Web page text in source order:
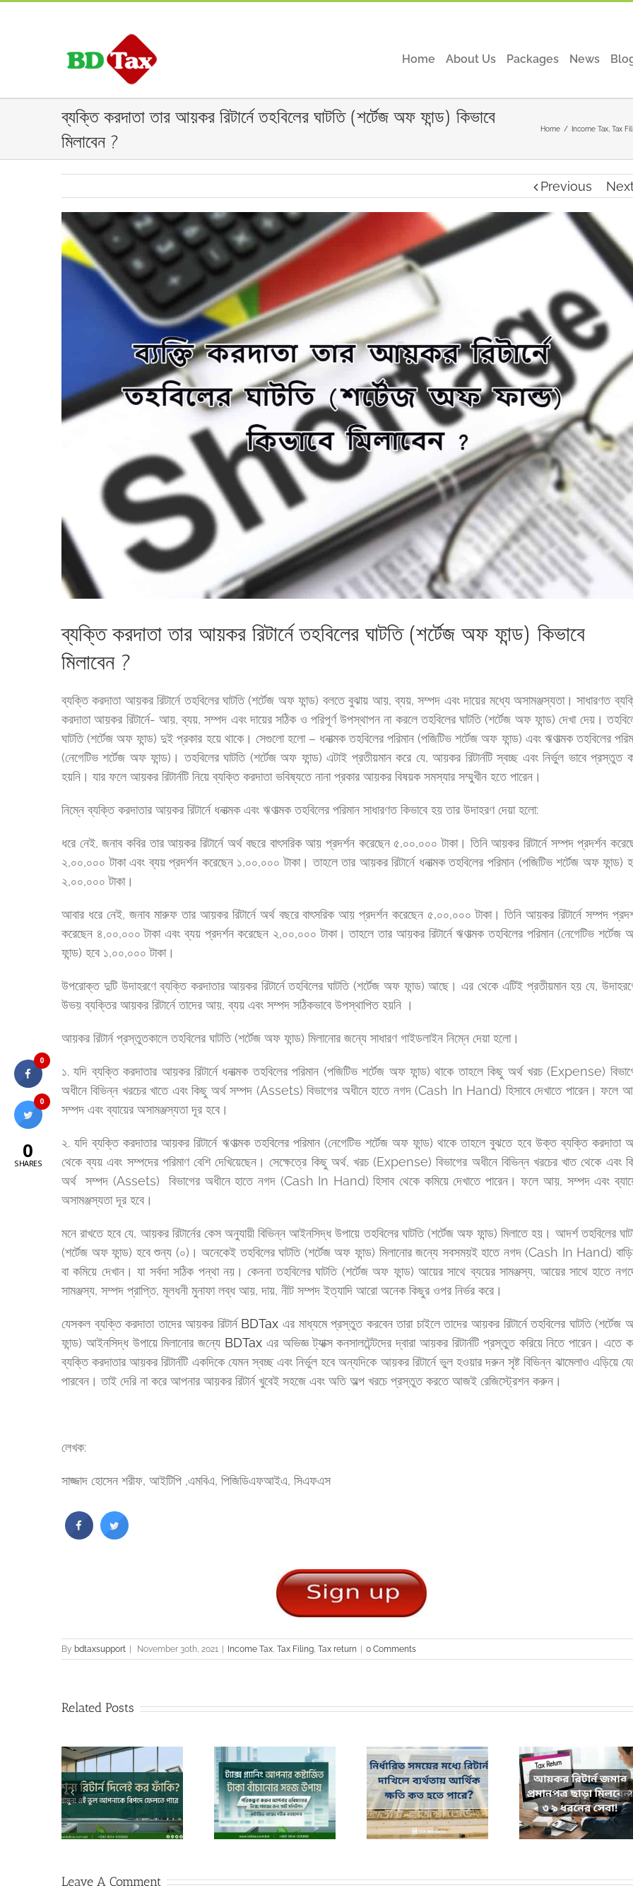
Home About Us Packages News
ব্যক্তি করদাতা তার আয়কর রিটার্নে তহবিলের ঘাটতি (শর্টেজ অফ ফান্ড) কিভাবে
মিলাবেন ?
Home / Income Tax Tax
Previous
View
Larger
Image
ব্যক্তি করদাতা তার আয়কর রিটার্নে তহবিলের ঘাটতি (শর্টেজ অফ ফান্ড) কিভাবে
মিলাবেন ?
ব্যক্তি করদাতা আয়কর রিটার্নে তহবিলের ঘাটতি (শর্টেজ অফ ফান্ড) বলতে বুঝায় আয়, ব্যয়, সম্পদ এবং দায়ের মধ্যে অসামঞ্জস্যতা। সাধারণত
করদাতা আয়কর রিটার্নে- আয়, ব্যয়, সম্পদ এবং দায়ের সঠিক ও পরিপূর্ণ উপস্থাপন না করলে তহবিলের ঘাটতি (শর্টেজ অফ ফান্ড) দেখা দেয়।
ঘাটতি (শর্টেজ অফ ফান্ড) দুই প্রকার হয়ে থাকে। সেগুলো হলো – ধনাত্মক তহবিলের পরিমান (পজিটিভ শর্টেজ অফ ফান্ড) এবং ঋণাত্মক তহবিলের
(নেগেটিভ শর্টেজ অফ ফান্ড)। তহবিলের ঘাটতি (শর্টেজ অফ ফান্ড) এটাই প্রতীয়মান করে যে, আয়কর রিটার্নটি স্বচ্ছ এবং নির্ভুল ভাবে প্রস্তুত
হয়নি। যার ফলে আয়কর রিটার্নটি নিয়ে ব্যক্তি করদাতা ভবিষ্যতে নানা প্রকার আয়কর বিষয়ক সমস্যার সম্মুখীন হতে পারেন।
নিম্নে ব্যক্তি করদাতার আয়কর রিটার্নে ধনাত্মক এবং ঋণাত্মক তহবিলের পরিমান সাধারণত কিভাবে হয় তার উদাহরণ দেয়া হলো:
ধরে নেই, জনাব কবির তার আয়কর রিটার্নে অর্থ বছরে বাৎসরিক আয় প্রদর্শন করেছেন ৫,০০,০০০ টাকা। তিনি আয়কর রিটার্নে সম্পদ প্রদর্শন
২,০০,০০০ টাকা এবং ব্যয় প্রদর্শন করেছেন ১,০০,০০০ টাকা। তাহলে তার আয়কর রিটার্নে ধনাত্মক তহবিলের পরিমান (পজিটিভ শর্টেজ অফ ফান্ড)
২,০০,০০০ টাকা।
আবার ধরে নেই, জনাব মারুফ তার আয়কর রিটার্নে অর্থ বছরে বাৎসরিক আয় প্রদর্শন করেছেন ৫,০০,০০০ টাকা। তিনি আয়কর রিটার্নে সম্পদ
করেছেন ৪,০০,০০০ টাকা এবং ব্যয় প্রদর্শন করেছেন ২,০০,০০০ টাকা। তাহলে তার আয়কর রিটার্নে ঋণাত্মক তহবিলের পরিমান (নেগেটিভ শর্টেজ
ফান্ড) হবে ১,০০,০০০ টাকা।
উপরোক্ত দুটি উদাহরণে ব্যক্তি করদাতার আয়কর রিটার্নে তহবিলের ঘাটতি (শর্টেজ অফ ফান্ড) আছে। এর থেকে এটিই প্রতীয়মান হয় যে,
উভয় ব্যক্তির আয়কর রিটার্নে তাদের আয়, ব্যয় এবং সম্পদ সঠিকভাবে উপস্থাপিত হয়নি ।
আয়কর রিটার্ন প্রস্তুতকালে তহবিলের ঘাটতি (শর্টেজ অফ ফান্ড) মিলানোর জন্যে সাধারণ গাইডলাইন নিম্নে দেয়া হলো।
১. যদি ব্যক্তি করদাতার আয়কর রিটার্নে ধনাত্মক তহবিলের পরিমান (পজিটিভ শর্টেজ অফ ফান্ড) থাকে তাহলে কিছু অর্থ খরচ (Expense)
অধীনে বিভিন্ন খরচের খাতে এবং কিছু অর্থ সম্পদ (Assets) বিভাগের অধীনে হাতে নগদ (Cash In Hand) হিসাবে দেখাতে পারেন। ফলে
সম্পদ এবং ব্যায়ের অসামঞ্জস্যতা দূর হবে।
২. যদি ব্যক্তি করদাতার আয়কর রিটার্নে ঋণাত্মক তহবিলের পরিমান (নেগেটিভ শর্টেজ অফ ফান্ড) থাকে তাহলে বুঝতে হবে উক্ত ব্যক্তি করদাতা
থেকে ব্যয় এবং সম্পদের পরিমাণ বেশি দেখিয়েছেন। সেক্ষেত্রে কিছু অর্থ, খরচ (Expense) বিভাগের অধীনে বিভিন্ন খরচের খাত থেকে এবং
অর্থ সম্পদ (Assets) বিভাগের অধীনে হাতে নগদ (Cash In Hand) হিসাব থেকে কমিয়ে দেখাতে পারেন। ফলে আয়, সম্পদ এবং
অসামঞ্জস্যতা দূর হবে।
মনে রাখতে হবে যে, আয়কর রিটার্নের কেস অনুযায়ী বিভিন্ন আইনসিদ্ধ উপায়ে তহবিলের ঘাটতি (শর্টেজ অফ ফান্ড) মিলাতে হয়। আদৰ্শ তহবিলের
(শর্টেজ অফ ফান্ড) হবে শুন্য (০)। অনেকেই তহবিলের ঘাটতি (শর্টেজ অফ ফান্ড) মিলানোর জন্যে সবসময়ই হাতে নগদ (Cash In Hand)
বা কমিয়ে দেখান। যা সর্বদা সঠিক পন্থা নয়। কেননা তহবিলের ঘাটতি (শর্টেজ অফ ফান্ড) আয়ের সাথে ব্যয়ের সামঞ্জস্য, আয়ের সাথে হাতে
সামঞ্জস্য, সম্পদ প্রাপ্তি, মূলধনী মুনাফা লব্ধ আয়, দায়, নীট সম্পদ ইত্যাদি আরো অনেক কিছুর ওপর নির্ভর করে।
যেসকল ব্যক্তি করদাতা তাদের আয়কর রিটার্ন BDTax এর মাধ্যমে প্রস্তুত করবেন তারা চাইলে তাদের আয়কর রিটার্নে তহবিলের ঘাটতি (শর্টেজ
ফান্ড) আইনসিদ্ধ উপায়ে মিলানোর জন্যে BDTax এর অভিজ্ঞ ট্যাক্স কনসালটেন্টদের দ্বারা আয়কর রিটার্নটি প্রস্তুত করিয়ে নিতে পারেন। এতে
ব্যক্তি করদাতার আয়কর রিটার্নটি একদিকে যেমন স্বচ্ছ এবং নির্ভুল হবে অন্যদিকে আয়কর রিটার্নে ভুল হওয়ার দরুন সৃষ্ট বিভিন্ন ঝামেলাও এড়িয়ে
পারবেন। তাই দেরি না করে আপনার আয়কর রিটার্ন খুবেই সহজে এবং অতি অল্প খরচে প্রস্তুত করতে আজই রেজিস্ট্রেশন করুন।
লেখক:
সাজ্জাদ হোসেন শরীফ, আইটিপি ,এমবিএ, পিজিডিএফআইএ, সিএফএস
By bdtaxsupport November 30th, 2021 Income Tax, Tax Filing, Tax return 0 Comments
Related Posts
ট্যাক্স প্ল্যানিং: আপনার কষ্টার্জিত
নির্ধারিত সময়ের মধ্যে রিটার্ন
দাখিলে ব্যর্থতায় আর্থিক ক্ষতি কত
হতে পারে?
আয়কর রিটার্ন জমার প্রমাণ পত্র
ছাড়া মিলবেনা ৩৯ ধরনের সেবা!
কর দিবসের পূর্বে কেন
দাখিল করবেন?
Leave A Comment
0
0
0
SHARES